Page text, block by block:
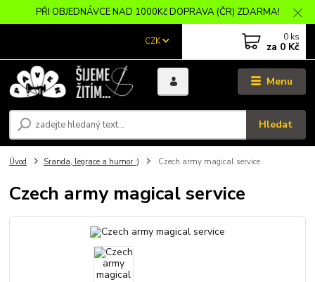
PŘI OBJEDNÁVCE NAD 1000Kč DOPRAVA (ČR) ZDARMA!
Menu
CZK
Hledat
0 ks
za 0 Kč
Úvod Sranda, legrace a humor :) Czech army magical service
Czech army magical service